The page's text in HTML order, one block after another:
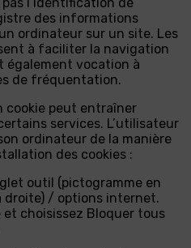
des informations
ordinateur sur un site. Les
à faciliter la navigation
également vocation à
de fréquentation.
cookie peut entraîner
services. L’utilisateur
ordinateur de la manière
des cookies :
outil (pictogramme en
droite) / options internet.
choisissez Bloquer tous